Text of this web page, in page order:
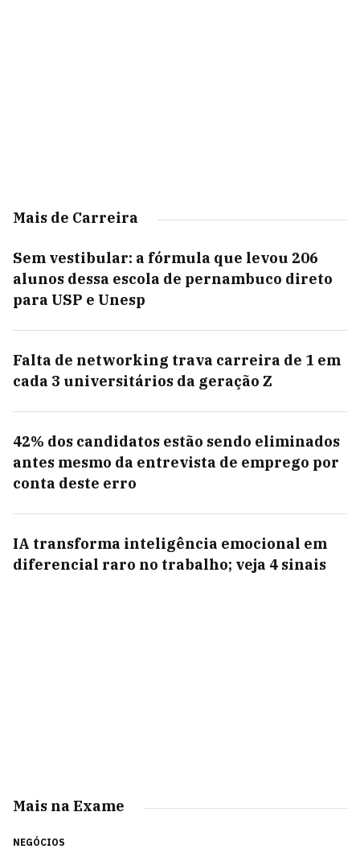
Mais de Carreira
Sem vestibular: a fórmula que levou 206
alunos dessa escola de pernambuco direto
para USP e Unesp
Falta de networking trava carreira de 1 em
cada 3 universitários da geração Z
42% dos candidatos estão sendo eliminados
antes mesmo da entrevista de emprego por
conta deste erro
IA transforma inteligência emocional em
diferencial raro no trabalho; veja 4 sinais
Mais na Exame
NEGÓCIOS